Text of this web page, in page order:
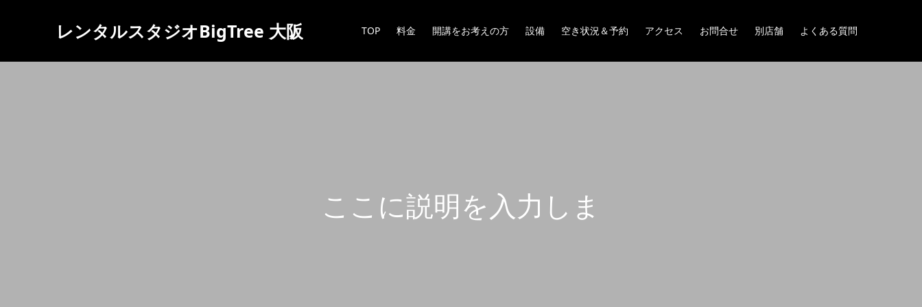
レンタルスタジオBigTree 大阪 TOP 料金 開講をお考えの方 設備 空き状況＆予約 アクセス お問合せ 別店舗 よくある質問
こ に 説明を入力し ま す